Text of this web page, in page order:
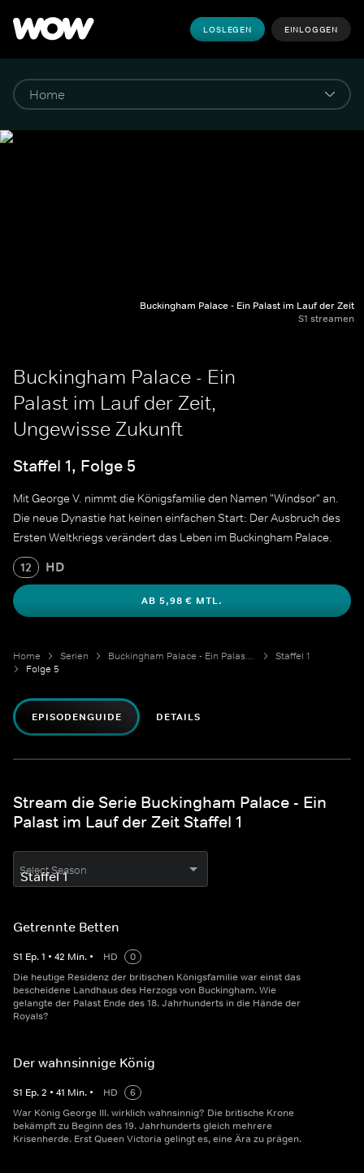
LOSLEGEN EINLOGGEN
Buckingham Palace - Ein Palast im Lauf der Zeit
S1 streamen
Buckingham Palace - Ein
Palast im Lauf der Zeit,
Ungewisse Zukunft
Staffel 1, Folge 5
Mit George V. nimmt die Königsfamilie den Namen "Windsor" an.
Die neue Dynastie hat keinen einfachen Start: Der Ausbruch des
Ersten Weltkriegs verändert das Leben im Buckingham Palace.
12 HD
AB 5,98 € MTL.
Home Serien Buckingham Palace - Ein Palast im Lauf der Zeit
Staffel 1
Folge 5
EPISODENGUIDE DETAILS
Stream die Serie Buckingham Palace - Ein
Palast im Lauf der Zeit Staffel 1
Select Season
Getrennte Betten
S1 Ep.1 • 42 Min. • HD
0
Die heutige Residenz der britischen Königsfamilie war einst das
bescheidene Landhaus des Herzogs von Buckingham. Wie
gelangte der Palast Ende des 18. Jahrhunderts in die Hände der
Royals?
Der wahnsinnige König
S1 Ep.2 • 41 Min. • HD
6
War König George III. wirklich wahnsinnig? Die britische Krone
bekämpft zu Beginn des 19. Jahrhunderts gleich mehrere
Krisenherde. Erst Queen Victoria gelingt es, eine Ära zu prägen.